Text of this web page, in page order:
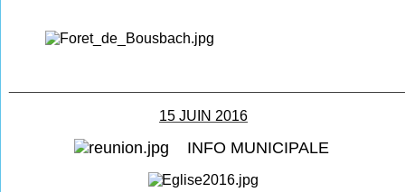
15 JUIN 2016
INFO MUNICIPALE